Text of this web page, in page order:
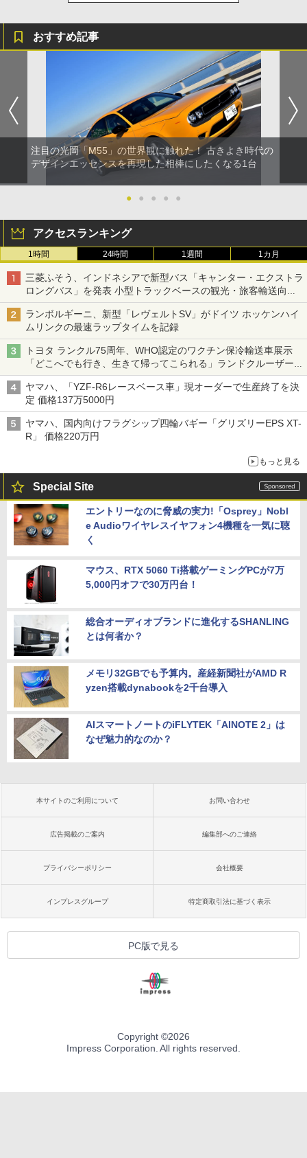
おすすめ記事
注目の光岡「M55」の世界観に触れた！ 古きよき時代の
デザインエッセンスを再現した相棒にしたくなる1台
● ● ● ● ●
アクセスランキング
1時間 24時間 1週間 1カ月
三菱ふそう、インドネシアで新型バス「キャンター・エクストラ
ロングバス」を発表 小型トラックベースの観光・旅客輸送向け
バス
ランボルギーニ、新型「レヴェルトSV」がドイツ ホッケンハイ
ムリンクの最速ラップタイムを記録
トヨタ ランクル75周年、WHO認定のワクチン保冷輸送車展示
「どこへでも行き、生きて帰ってこられる」ランドクルーザーで
命をつなぐ
ヤマハ、「YZF-R6レースベース車」現オーダーで生産終了を決
定 価格137万5000円
ヤマハ、国内向けフラグシップ四輪バギー「グリズリーEPS XT-
R」 価格220万円
もっと見る
Special Site
エントリーなのに脅威の実力!「Osprey」Nobl
e Audioワイヤレスイヤフォン4機種を一気に聴
く
マウス、RTX 5060 Ti搭載ゲーミングPCが7万
5,000円オフで30万円台！
総合オーディオブランドに進化するSHANLING
とは何者か？
メモリ32GBでも予算内。産経新聞社がAMD R
yzen搭載dynabookを2千台導入
AIスマートノートのiFLYTEK「AINOTE 2」は
なぜ魅力的なのか？
本サイトのご利用について お問い合わせ
広告掲載のご案内 編集部へのご連絡
プライバシーポリシー 会社概要
インプレスグループ 特定商取引法に基づく表示
PC版で見る
Copyright ©2026
Impress Corporation. All rights reserved.